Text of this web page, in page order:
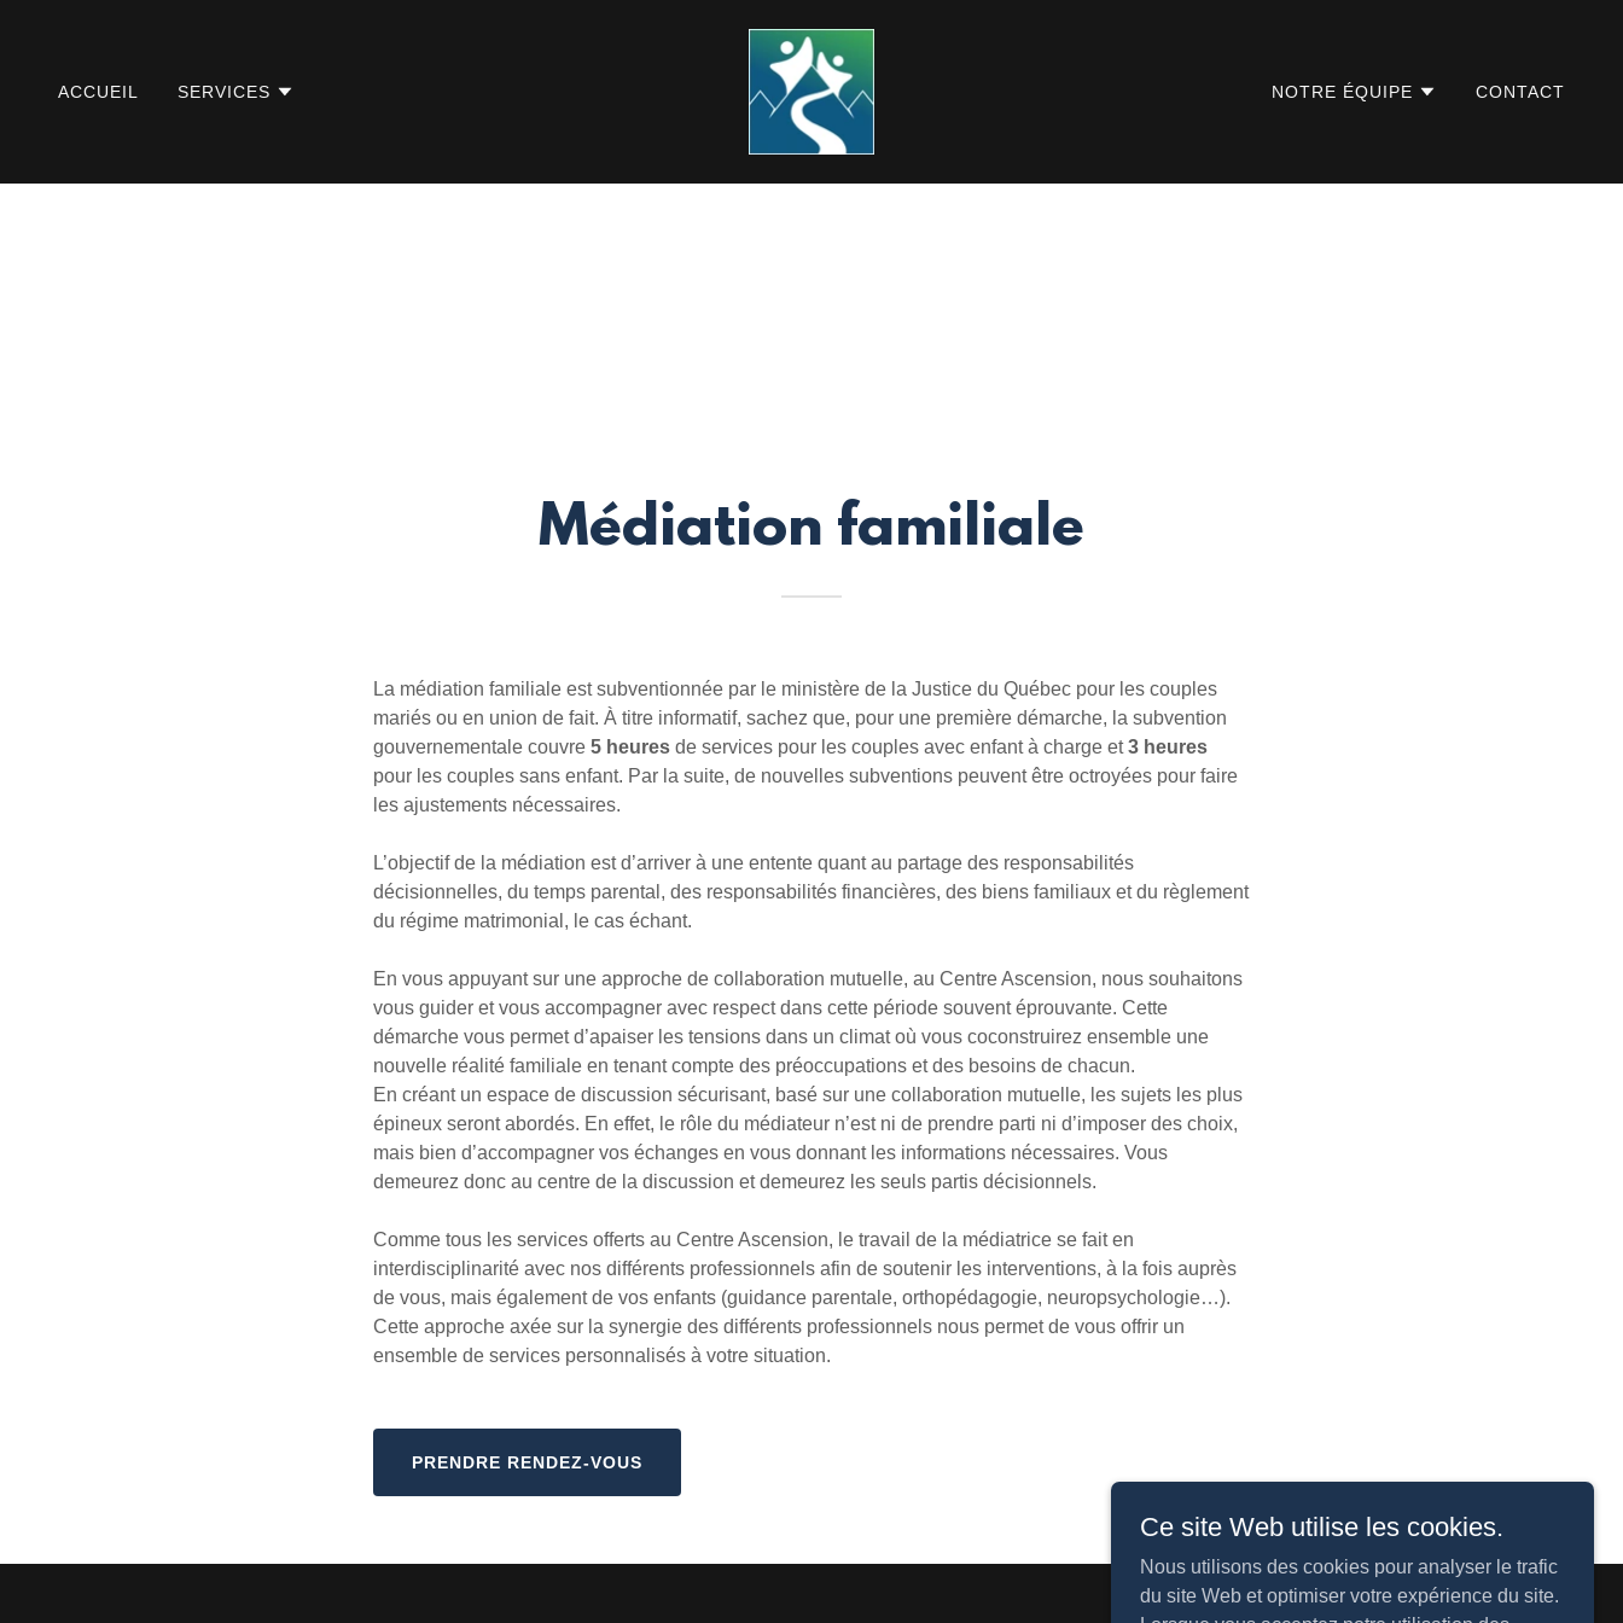
ACCUEIL SERVICES NOTRE ÉQUIPE CONTACT
Médiation familiale
La médiation familiale est subventionnée par le ministère de la Justice du Québec pour les couples
mariés ou en union de fait. À titre informatif, sachez que, pour une première démarche, la subvention
gouvernementale couvre5 heures de services pour les couples avec enfant à charge et3 heures
pour les couples sans enfant. Par la suite, de nouvelles subventions peuvent être octroyées pour faire
les ajustements nécessaires.
L’objectif de la médiation est d’arriver à une entente quant au partage des responsabilités
décisionnelles, du temps parental, des responsabilités financières, des biens familiaux et du règlement
du régime matrimonial, le cas échant.
En vous appuyant sur une approche de collaboration mutuelle, au Centre Ascension, nous souhaitons
vous guider et vous accompagner avec respect dans cette période souvent éprouvante. Cette
démarche vous permet d’apaiser les tensions dans un climat où vous coconstruirez ensemble une
nouvelle réalité familiale en tenant compte des préoccupations et des besoins de chacun.
En créant un espace de discussion sécurisant, basé sur une collaboration mutuelle, les sujets les plus
épineux seront abordés. En effet, le rôle du médiateur n’est ni de prendre parti ni d’imposer des choix,
mais bien d’accompagner vos échanges en vous donnant les informations nécessaires. Vous
demeurez donc au centre de la discussion et demeurez les seuls partis décisionnels.
Comme tous les services offerts au Centre Ascension, le travail de la médiatrice se fait en
interdisciplinarité avec nos différents professionnels afin de soutenir les interventions, à la fois auprès
de vous, mais également de vos enfants (guidance parentale, orthopédagogie, neuropsychologie…).
Cette approche axée sur la synergie des différents professionnels nous permet de vous offrir un
ensemble de services personnalisés à votre situation.
PRENDRE RENDEZ-VOUS
Ce site Web utilise les cookies.
Nous utilisons des cookies pour analyser le trafic
du site Web et optimiser votre expérience du site.